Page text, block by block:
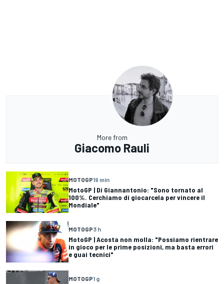
More from
Giacomo Rauli
MOTOGP19 min
MotoGP | Di Giannantonio: "Sono tornato al
100%. Cerchiamo di giocarcela per vincere il
Mondiale"
MOTOGP3 h
MotoGP | Acosta non molla: "Possiamo rientrare
in gioco per le prime posizioni, ma basta errori
e guai tecnici"
MOTOGP1 g